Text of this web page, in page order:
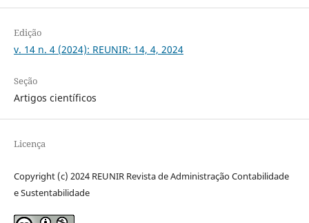
Edição
v. 14 n. 4 (2024): REUNIR: 14, 4, 2024
Seção
Artigos científicos
Licença
Copyright (c) 2024 REUNIR Revista de Administração Contabilidade
e Sustentabilidade